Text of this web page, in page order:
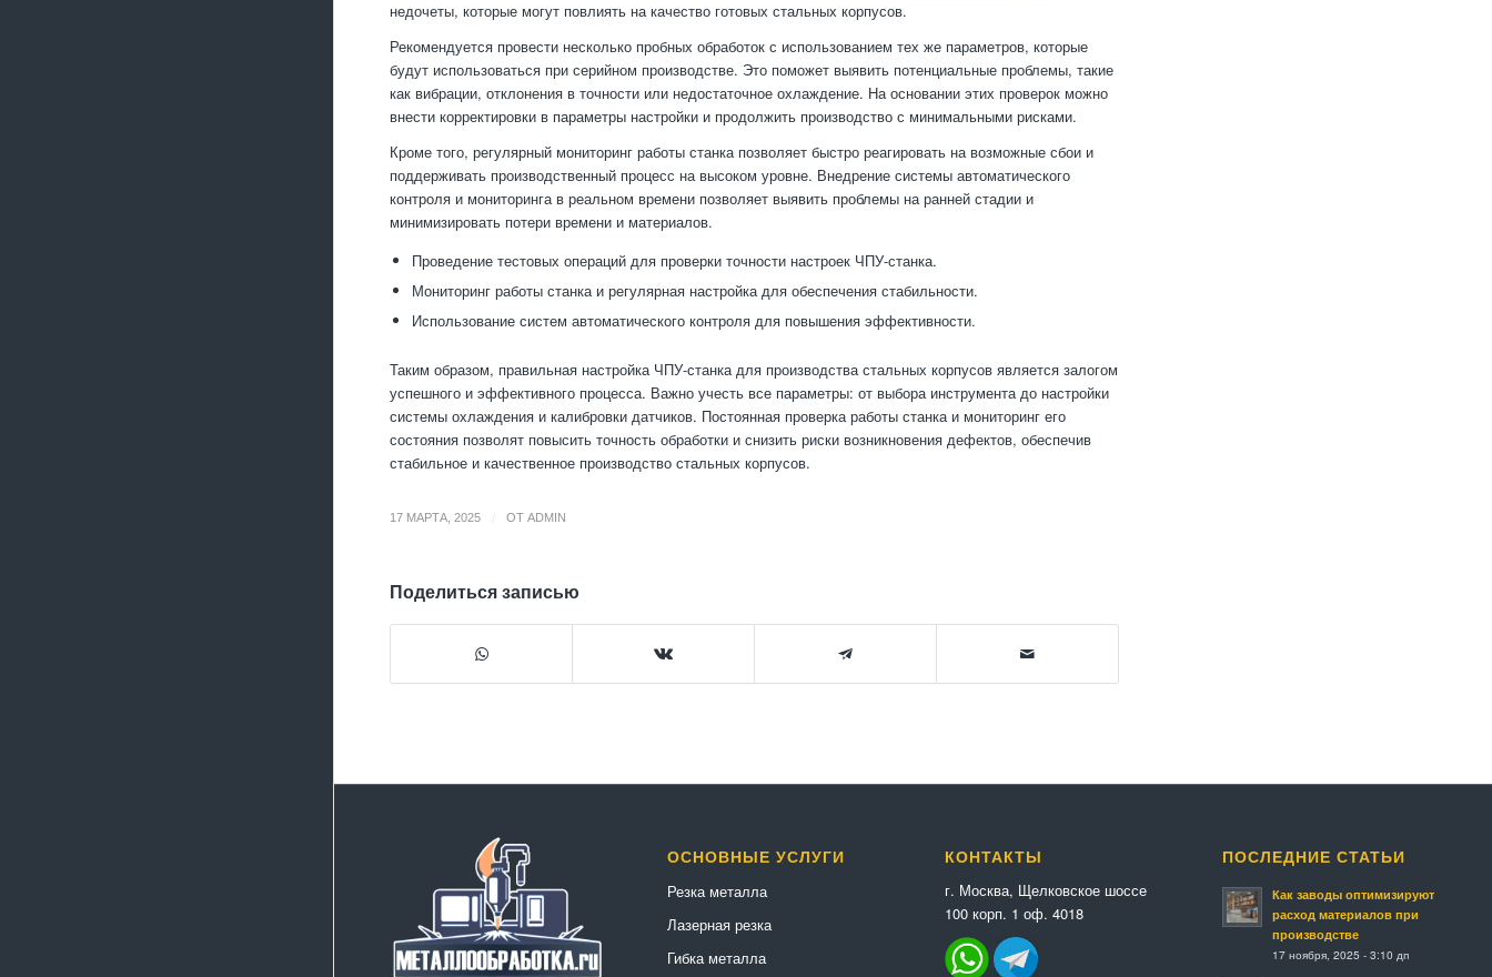
недочеты, которые могут повлиять на качество готовых стальных корпусов.
Рекомендуется провести несколько пробных обработок с использованием тех же параметров, которые
будут использоваться при серийном производстве. Это поможет выявить потенциальные проблемы, такие
как вибрации, отклонения в точности или недостаточное охлаждение. На основании этих проверок можно
внести корректировки в параметры настройки и продолжить производство с минимальными рисками.
Кроме того, регулярный мониторинг работы станка позволяет быстро реагировать на возможные сбои и
поддерживать производственный процесс на высоком уровне. Внедрение системы автоматического
контроля и мониторинга в реальном времени позволяет выявить проблемы на ранней стадии и
минимизировать потери времени и материалов.
Проведение тестовых операций для проверки точности настроек ЧПУ-станка.
Мониторинг работы станка и регулярная настройка для обеспечения стабильности.
Использование систем автоматического контроля для повышения эффективности.
Таким образом, правильная настройка ЧПУ-станка для производства стальных корпусов является залогом
успешного и эффективного процесса. Важно учесть все параметры: от выбора инструмента до настройки
системы охлаждения и калибровки датчиков. Постоянная проверка работы станка и мониторинг его
состояния позволят повысить точность обработки и снизить риски возникновения дефектов, обеспечив
стабильное и качественное производство стальных корпусов.
17 МАРТА, 2025 ОТ ADMIN
Поделиться записью
ОСНОВНЫЕ УСЛУГИ
Резка металла
Лазерная резка
Гибка металла
КОНТАКТЫ
г. Москва, Щелковское шоссе
100 корп. 1 оф. 4018
ПОСЛЕДНИЕ СТАТЬИ
Как заводы оптимизируют
расход материалов при
производстве
17 ноября, 2025 - 3:10 дп